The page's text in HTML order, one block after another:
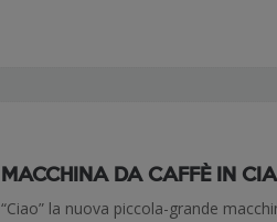
MACCHINA DA CAFFÈ IN
“Ciao” la nuova piccola-grande